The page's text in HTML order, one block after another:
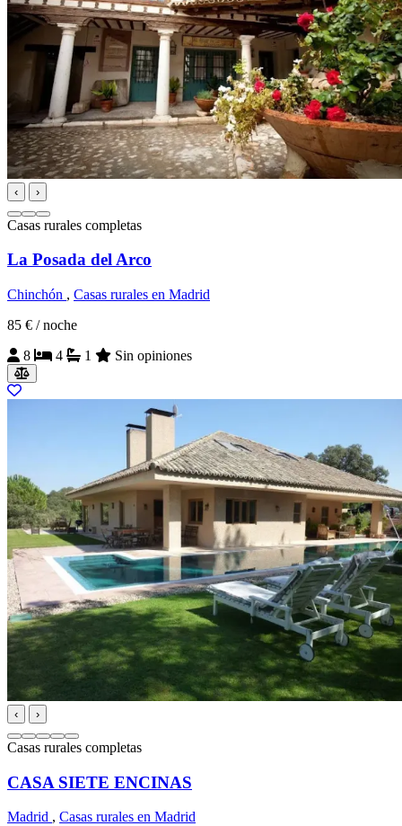
‹ ›
Casas rurales completas
La Posada del Arco
Chinchón , Casas rurales en Madrid
85 € / noche
8
4 1 Sin opiniones
‹ ›
Casas rurales completas
CASA SIETE ENCINAS
Madrid , Casas rurales en Madrid